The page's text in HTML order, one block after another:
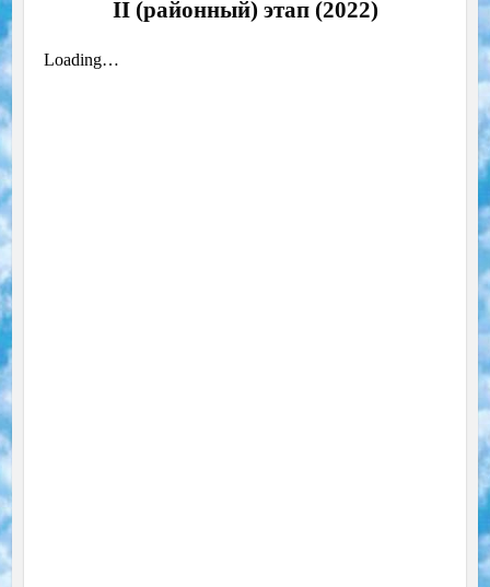
II (районный) этап (2022)